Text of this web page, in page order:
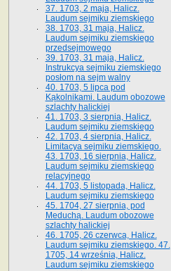
37. 1703, 2 maja, Halicz.
Laudum sejmiku ziemskiego
38. 1703, 31 maja, Halicz.
Laudum sejmiku ziemskiego
przedsejmowego
39. 1703, 31 maja, Halicz.
Instrukcya sejmiku ziemskiego
posłom na sejm walny
40. 1703, 5 lipca pod
Kąkolnikami. Laudum obozowe
szlachty halickiej
41­. 1703, 3 sierpnia, Halicz.
Laudum sejmiku ziemskiego
42. 1703, 4 sierpnia, Halicz.
Limitacya sejmiku ziemskiego.
43. 1703, 16 sierpnia, Halicz.
Laudum sejmiku ziemskiego
relacyjnego
44. 1703, 5 listopada, Halicz.
Laudum sejmiku ziemskiego
45. 1704, 27 sierpnia, pod
Meduchą. Laudum obozowe
szlachty halickiej
46. 1705, 26 czerwca, Halicz.
Laudum sejmiku ziemskiego. 47.
1705, 14 września, Halicz.
Laudum sejmiku ziemskiego